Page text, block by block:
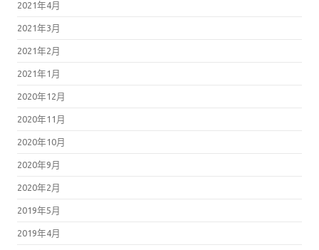
2021年4月
2021年3月
2021年2月
2021年1月
2020年12月
2020年11月
2020年10月
2020年9月
2020年2月
2019年5月
2019年4月